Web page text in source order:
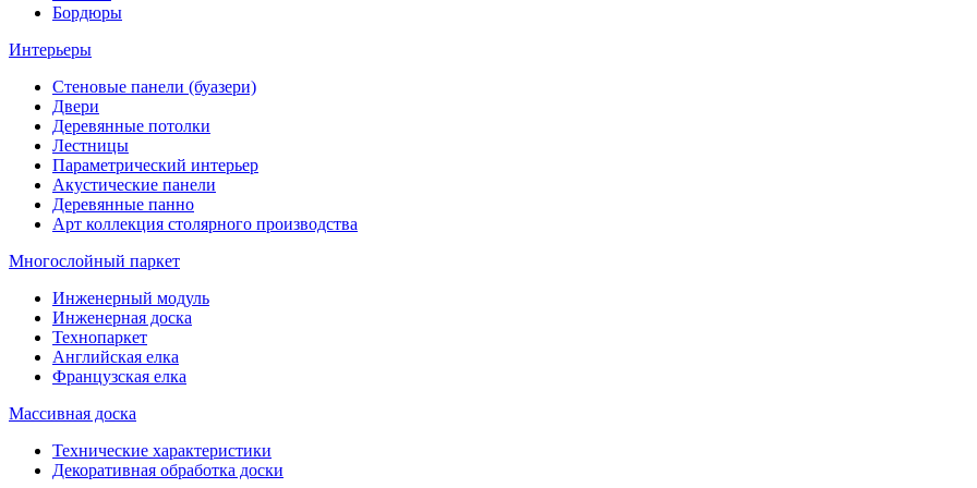
Бордюры
Интерьеры
Стеновые панели (буазери)
Двери
Деревянные потолки
Лестницы
Параметрический интерьер
Акустические панели
Деревянные панно
Арт коллекция столярного производства
Многослойный паркет
Инженерный модуль
Инженерная доска
Технопаркет
Английская елка
Французская елка
Массивная доска
Технические характеристики
Декоративная обработка доски